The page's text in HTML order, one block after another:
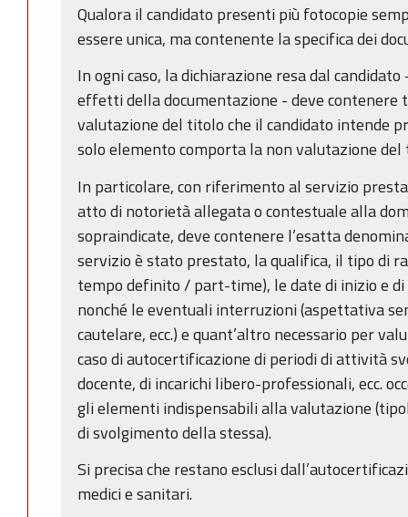
Qualora il candidato presenti più fotocopie
essere unica, ma contenente la specifica dei
In ogni caso, la dichiarazione resa dal
effetti della documentazione - deve
valutazione del titolo che il candidato intende
solo elemento comporta la non valutazione
In particolare, con riferimento al servizio
atto di notorietà allegata o contestuale alla
sopraindicate, deve contenere l’esatta
servizio è stato prestato, la qualifica, il tipo di
tempo definito / part-time), le date di inizio e
nonché le eventuali interruzioni (aspettativa
cautelare, ecc.) e quant’altro necessario per
caso di autocertificazione di periodi di attività
docente, di incarichi libero-professionali, ecc.
gli elementi indispensabili alla valutazione
di svolgimento della stessa).
Si precisa che restano esclusi
medici e sanitari.